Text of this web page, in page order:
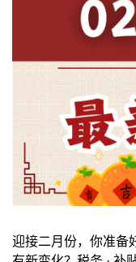
迎接二月份，你准备